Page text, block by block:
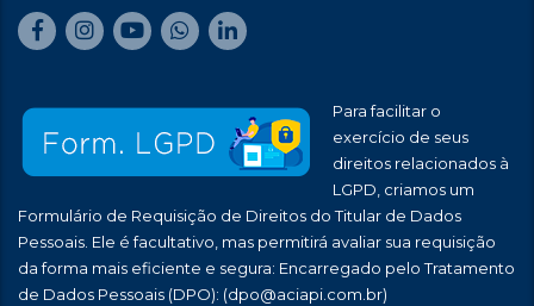
Para facilitar o
exercício de seus
direitos relacionados à
LGPD, criamos um
Formulário de Requisição de Direitos do Titular de Dados
Pessoais. Ele é facultativo, mas permitirá avaliar sua requisição
da forma mais eficiente e segura: Encarregado pelo Tratamento
de Dados Pessoais (DPO): (dpo@aciapi.com.br)